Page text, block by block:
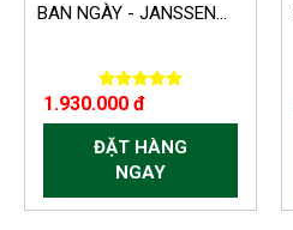
BAN NGÀY - JANSSEN...
1.930.000 đ
ĐẶT HÀNG
NGAY